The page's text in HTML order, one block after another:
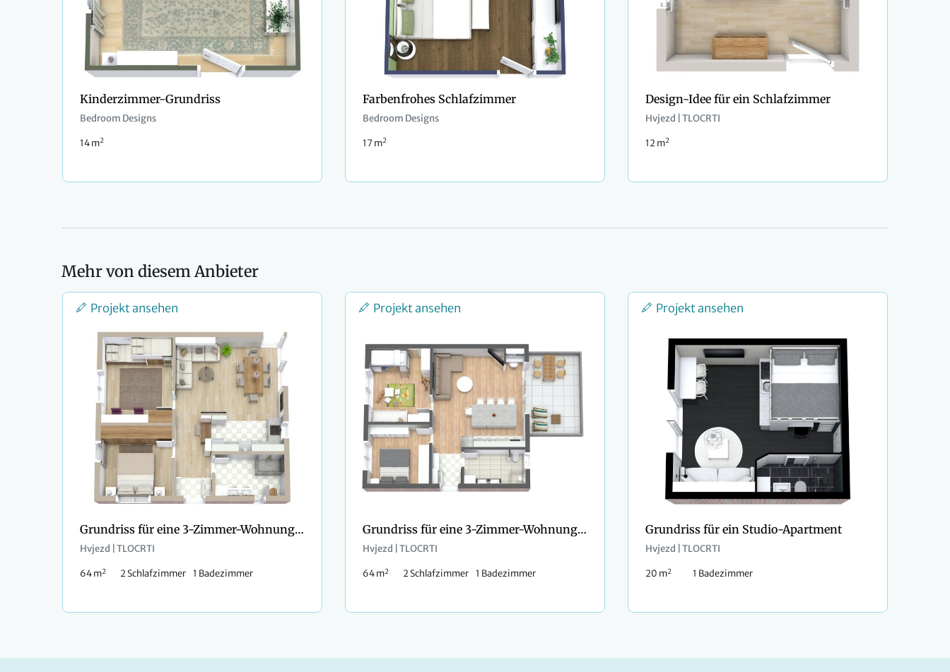
Kinderzimmer-Grundriss
Bedroom Designs
14 m2
Farbenfrohes Schlafzimmer
Bedroom Designs
17 m2
Design-Idee für ein Schlafzimmer
Hvjezd | TLOCRTI
12 m2
Mehr von diesem Anbieter
Projekt ansehen
Grundriss für eine 3-Zimmer-Wohnung mit Etagenbetten
Hvjezd | TLOCRTI
64 m2 2 Schlafzimmer 1 Badezimmer
Projekt ansehen
Grundriss für eine 3-Zimmer-Wohnung mit Eltern- und Kinderzimmer
Hvjezd | TLOCRTI
64 m2 2 Schlafzimmer 1 Badezimmer
Projekt ansehen
Grundriss für ein Studio-Apartment
Hvjezd | TLOCRTI
20 m2 1 Badezimmer